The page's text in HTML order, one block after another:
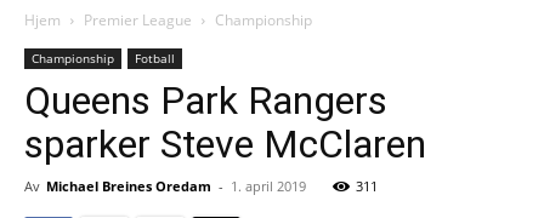
Hjem Premier League Championship
Championship Fotball
Queens Park Rangers
sparker Steve McClaren
Av Michael Breines Oredam - 1. april 2019 311